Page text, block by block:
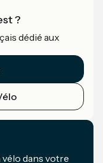
?
dédié aux
vélo dans votre